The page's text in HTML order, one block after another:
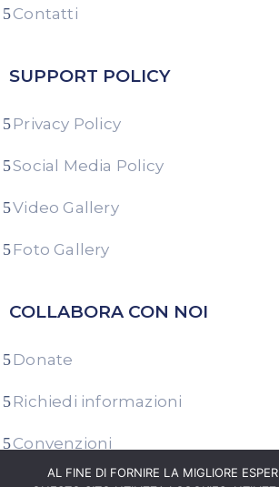
Contatti
SUPPORT POLICY
Privacy Policy
Social Media Policy
Video Gallery
Foto Gallery
COLLABORA CON NOI
Donate
Richiedi informazioni
Convenzioni
AL FINE DI FORNIRE LA MIGLIORE